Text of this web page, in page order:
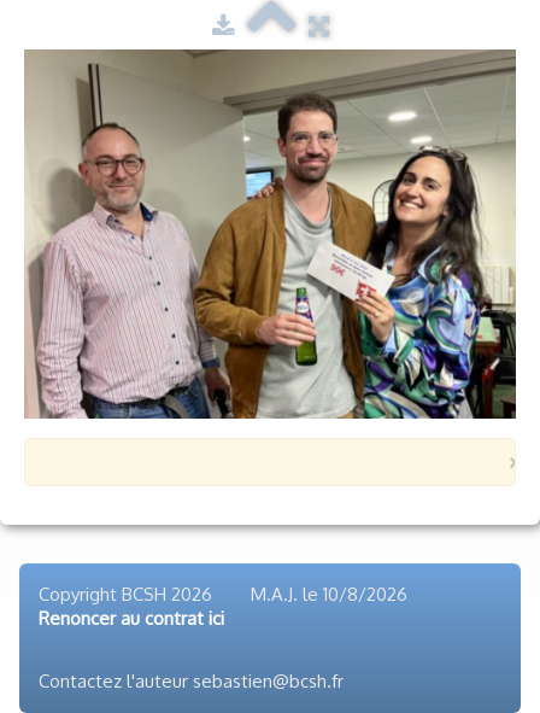
Ecole de Bridge
Le Club ▼
Voyages et festivals
Photos▼
Liens
×
Copyright BCSH 2026 M.A.J. le 10/8/2026
Renoncer au contrat ici
Contactez l'auteur sebastien@bcsh.fr